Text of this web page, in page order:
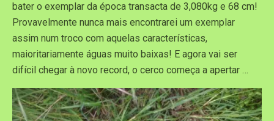
bater o exemplar da época transacta de 3,080kg e 68 cm!
Provavelmente nunca mais encontrarei um exemplar
assim num troco com aquelas características,
maioritariamente águas muito baixas! E agora vai ser
difícil chegar à novo record, o cerco começa a apertar …